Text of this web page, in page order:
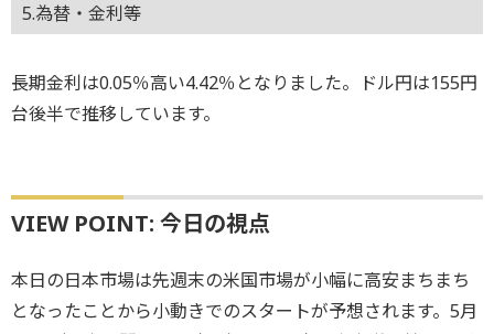
5.為替・金利等
長期金利は0.05％高い4.42％となりました。ドル円は155円
台後半で推移しています。
VIEW POINT: 今日の視点
本日の日本市場は先週末の米国市場が小幅に高安まちまち
となったことから小動きでのスタートが予想されます。5月